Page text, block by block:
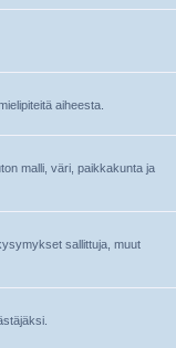
aiheesta.
malli, väri, paikkakunta ja
sallittuja, muut